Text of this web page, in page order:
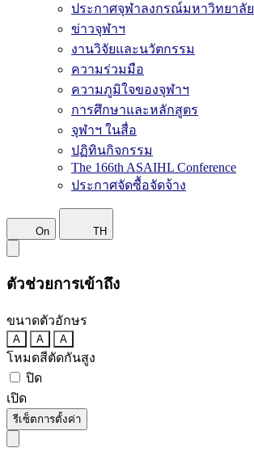
ประกาศจุฬาลงกรณ์มหาวิทยาลัย
ข่าวจุฬาฯ
งานวิจัยและนวัตกรรม
ความร่วมมือ
ความภูมิใจของจุฬาฯ
การศึกษาและหลักสูตร
จุฬาฯ ในสื่อ
ปฏิทินกิจกรรม
The 166th ASAIHL Conference
ประกาศจัดซื้อจัดจ้าง
On TH
ตัวช่วยการเข้าถึง
ขนาดตัวอักษร
A A A
โหมดสีตัดกันสูง
ปิด
เปิด
รีเซ็ตการตั้งค่า